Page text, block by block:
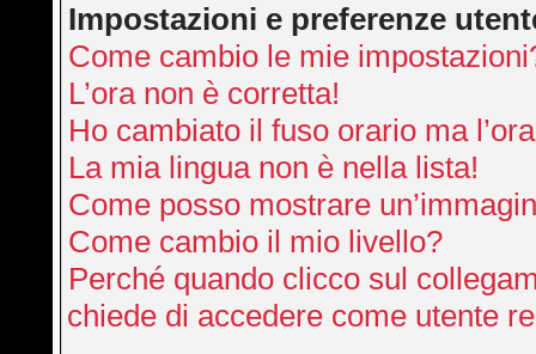
Impostazioni e preferenze
Come cambio le mie
L’ora non è corretta!
Ho cambiato il fuso orario ma
La mia lingua non è nella lista!
Come posso mostrare
Come cambio il mio livello?
Perché quando clicco sul
chiede di accedere come utente